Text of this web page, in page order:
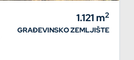
1.121 m2
GRAĐEVINSKO ZEMLJIŠTE